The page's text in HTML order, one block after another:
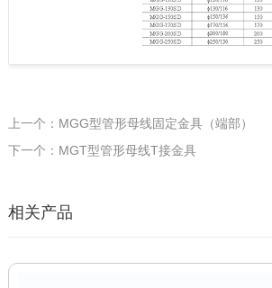
上一个：MGG型管形母线固定金具（端部）
下一个：MGT型管形母线T接金具
相关产品